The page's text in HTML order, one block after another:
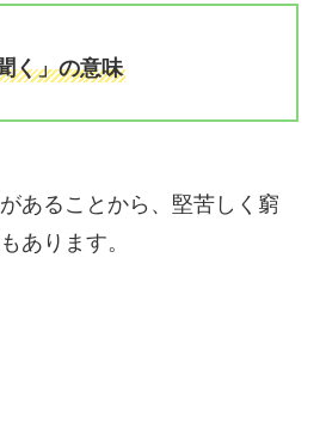
く」の意味
あることから、堅苦しく窮
あります。